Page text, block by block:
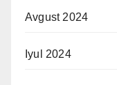
Avgust 2024
Iyul 2024